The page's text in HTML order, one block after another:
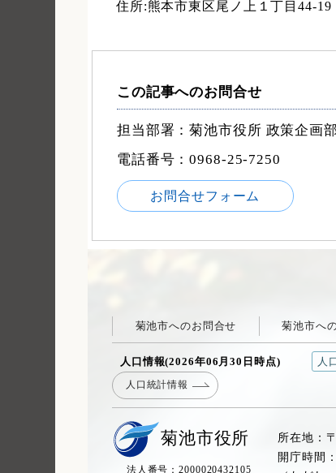
住所:熊本市東区尾ノ上１丁目44-19
この記事へのお問合せ
担当部署：菊池市役所 政策企画
電話番号：0968-25-7250
お問合せフォーム
菊池市へのお問合せ 菊池市へ
人口情報(2026年06月30日時点) 人
人口統計情報
菊池市役所
法人番号：2000020432105
所在地：
開庁時間